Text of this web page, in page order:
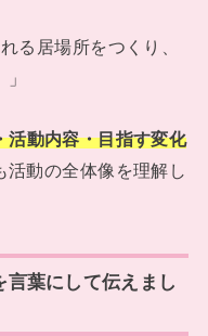
る居場所をつくり、
活動内容・目指す変化
動の全体像を理解し
葉にして伝えまし